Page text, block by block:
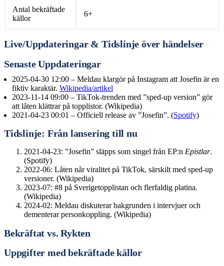
Antal bekräftade
källor
6+
Live/Uppdateringar & Tidslinje över händelser
Senaste Uppdateringar
2025-04-30 12:00 – Meldau klargör på Instagram att Josefin är en
fiktiv karaktär. Wikipedia/artikel
2023-11-14 09:00 – TikTok-trenden med ”sped-up version” gör
att låten klättrar på topplistor. (Wikipedia)
2021-04-23 00:01 – Officiell release av ”Josefin”. (Spotify)
Tidslinje: Från lansering till nu
2021-04-23: ”Josefin” släpps som singel från EP:n Epistlar.
(Spotify)
2022-06: Låten når viralitet på TikTok, särskilt med sped-up
versioner. (Wikipedia)
2023-07: #8 på Sverigetopplistan och flerfaldig platina.
(Wikipedia)
2024-02: Meldau diskuterar bakgrunden i intervjuer och
dementerar personkoppling. (Wikipedia)
Bekräftat vs. Rykten
Uppgifter med bekräftade källor